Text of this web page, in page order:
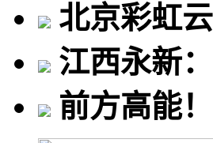
北京彩虹
江西永新
前方高能